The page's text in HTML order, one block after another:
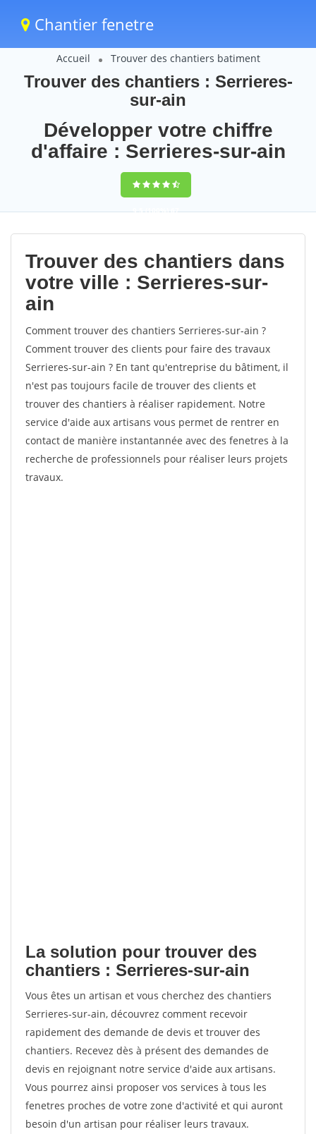
Chantier fenetre
Accueil Trouver des chantiers batiment
Trouver des chantiers : Serrieres-
sur-ain
Développer votre chiffre
d'affaire : Serrieres-sur-ain
9,5(100%)67
votes
Trouver des chantiers dans
votre ville : Serrieres-sur-
ain
Comment trouver des chantiers Serrieres-sur-ain ?
Comment trouver des clients pour faire des travaux
Serrieres-sur-ain ? En tant qu'entreprise du bâtiment, il
n'est pas toujours facile de trouver des clients et
trouver des chantiers à réaliser rapidement. Notre
service d'aide aux artisans vous permet de rentrer en
contact de manière instantannée avec des fenetres à la
recherche de professionnels pour réaliser leurs projets
travaux.
La solution pour trouver des
chantiers : Serrieres-sur-ain
Vous êtes un artisan et vous cherchez des chantiers
Serrieres-sur-ain, découvrez comment recevoir
rapidement des demande de devis et trouver des
chantiers. Recevez dès à présent des demandes de
devis en rejoignant notre service d'aide aux artisans.
Vous pourrez ainsi proposer vos services à tous les
fenetres proches de votre zone d'activité et qui auront
besoin d'un artisan pour réaliser leurs travaux.